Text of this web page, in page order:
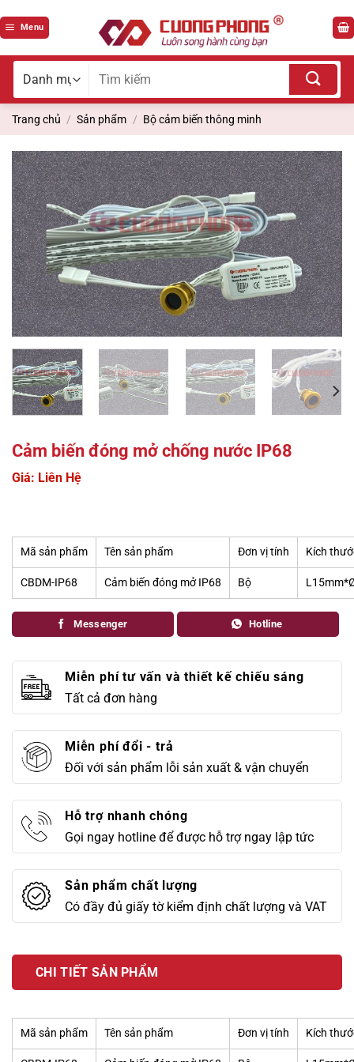
qua
Menu
Tìm
Trang chủ / Sản phẩm / Bộ cảm biến thông minh
Cảm biến đóng mở chống nước IP68
Giá: Liên Hệ
Mã sản phẩm Tên sản phẩm Đơn vị tính Kích
CBDM-IP68 Cảm biến đóng mở IP68 Bộ
Messenger Hotline
Miễn phí tư vấn và thiết kế chiếu sáng
Tất cả đơn hàng
Miễn phí đổi - trả
Đối với sản phẩm lỗi sản xuất & vận chuyển
Hỗ trợ nhanh chóng
Gọi ngay hotline để được hỗ trợ ngay lập tức
Sản phẩm chất lượng
Có đầy đủ giấy tờ kiểm định chất lượng và VAT
CHI TIẾT SẢN PHẨM
Mã sản phẩm Tên sản phẩm Đơn vị tính Kích